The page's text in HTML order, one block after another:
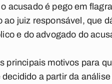
acusado é pego em
juiz responsável, que
e do advogado do
principais motivos para
a partir da